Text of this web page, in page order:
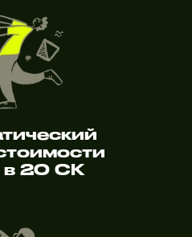
в 20 СК